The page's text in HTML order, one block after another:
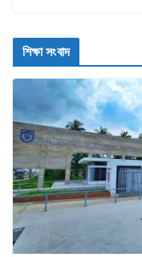
শিক্ষা সংবাদ